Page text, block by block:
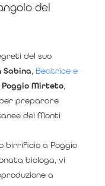
del
del suo
Sabina, Beatrice e
Poggio Mirteto,
preparare
dei Monti
birrificio a Poggio
biologa, vi
a